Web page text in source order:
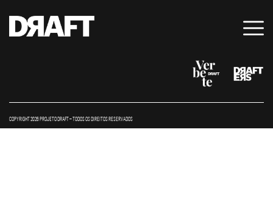
COPYRIGHT 2026 PROJETO DRAFT – TODOS OS DIREITOS RESERVADOS